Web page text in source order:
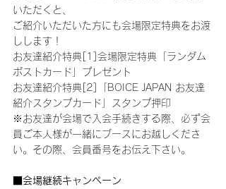
いただくと、
ご紹介いただいた方にも会場限定特典をお渡
しします！
お友達紹介特典[1]会場限定特典「ランダム
ポストカード」プレゼント
お友達紹介特典[2]「BOICE JAPAN お友達
紹介スタンプカード」スタンプ押印
※お友達が会場で入会手続きする際、必ず会
員ご本人様が一緒にブースにお越しくださ
い。その際、会員番号をお伝え下さい。
■会場継続キャンペーン